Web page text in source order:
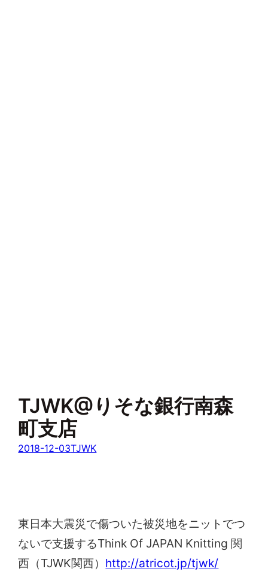
TJWK@りそな銀行南森
町支店
2018-12-03TJWK
東日本大震災で傷ついた被災地をニットでつ
ないで支援するThink Of JAPAN Knitting 関
西（TJWK関西） http://atricot.jp/tjwk/